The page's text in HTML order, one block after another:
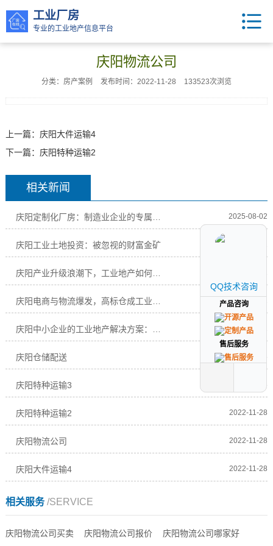
工业厂房
专业的工业地产信息平台
庆阳物流公司
分类：房产案例 发布时间：2022-11-28 133523次浏览
上一篇： 庆阳大件运输4
下一篇： 庆阳特种运输2
相关新闻
2025-08-02
庆阳工业土地投资：被忽视的财富金矿
庆阳产业升级浪潮下，工业地产如何赋能企业高质
2025-08-02
2025-08-02
庆阳仓储配送 2022-11-28
庆阳特种运输3
庆阳特种运输2 2022-11-28
庆阳物流公司 2022-11-28
庆阳大件运输4 2022-11-28
相关服务/SERVICE
庆阳物流公司买卖 庆阳物流公司报价 庆阳物流公司哪家好
QQ技术咨询
产品咨询
售后服务
QQ技术咨询
产品咨询
售后服务